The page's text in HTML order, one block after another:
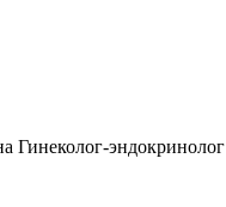
Гинеколог-эндокринолог